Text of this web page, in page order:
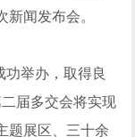
闻发布会。
举办，取得良
届多交会将实现
题展区、三十余